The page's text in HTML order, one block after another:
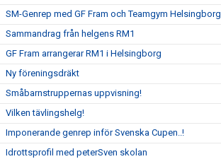
SM-Genrep med GF Fram och Teamgym Helsingborg
Sammandrag från helgens RM1
GF Fram arrangerar RM1 i Helsingborg
Ny föreningsdräkt
Småbarnstruppernas uppvisning!
Vilken tävlingshelg!
Imponerande genrep inför Svenska Cupen..!
Idrottsprofil med peterSven skolan